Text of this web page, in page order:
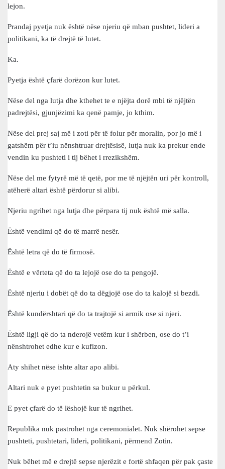
lejon.
Prandaj pyetja nuk është nëse njeriu që mban pushtet, lideri a
politikani, ka të drejtë të lutet.
Ka.
Pyetja është çfarë dorëzon kur lutet.
Nëse del nga lutja dhe kthehet te e njëjta dorë mbi të njëjtën
padrejtësi, gjunjëzimi ka qenë pamje, jo kthim.
Nëse del prej saj më i zoti për të folur për moralin, por jo më i
gatshëm për t’iu nënshtruar drejtësisë, lutja nuk ka prekur ende
vendin ku pushteti i tij bëhet i rrezikshëm.
Nëse del me fytyrë më të qetë, por me të njëjtën uri për kontroll,
atëherë altari është përdorur si alibi.
Njeriu ngrihet nga lutja dhe përpara tij nuk është më salla.
Është vendimi që do të marrë nesër.
Është letra që do të firmosë.
Është e vërteta që do ta lejojë ose do ta pengojë.
Është njeriu i dobët që do ta dëgjojë ose do ta kalojë si bezdi.
Është kundërshtari që do ta trajtojë si armik ose si njeri.
Është ligji që do ta nderojë vetëm kur i shërben, ose do t’i
nënshtrohet edhe kur e kufizon.
Aty shihet nëse ishte altar apo alibi.
Altari nuk e pyet pushtetin sa bukur u përkul.
E pyet çfarë do të lëshojë kur të ngrihet.
Republika nuk pastrohet nga ceremonialet. Nuk shërohet sepse
pushteti, pushtetari, lideri, politikani, përmend Zotin.
Nuk bëhet më e drejtë sepse njerëzit e fortë shfaqen për pak çaste